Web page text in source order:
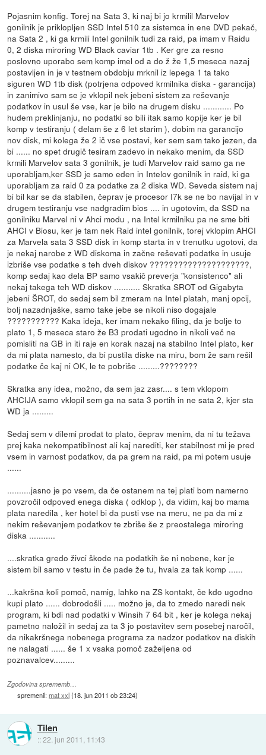
Pojasnim konfig. Torej na Sata 3, ki naj bi jo krmilil Marvelov
gonilnik je priklopljen SSD Intel 510 za sistemca in ene DVD pekač,
na Sata 2 , ki ga krmili Intel gonilnik tudi za raid, pa imam v Raidu
0, 2 diska miroring WD Black caviar 1tb . Ker gre za resno
poslovno uporabo sem komp imel od a do ž že 1,5 meseca nazaj
postavljen in je v testnem obdobju mrknil iz lepega 1 ta tako
siguren WD 1tb disk (potrjena odpoved krmilnika diska - garancija)
in zanimivo sam se je vklopil nek jebeni sistem za reševanje
podatkov in usul še vse, kar je bilo na drugem disku ............ Po
hudem preklinjanju, no podatki so bili itak samo kopije ker je bil
komp v testiranju ( delam še z 6 let starim ), dobim na garancijo
nov disk, mi kolega že 2 ič vse postavi, ker sem sam tako jezen, da
bi ...... no spet drugič tesiram zadevo in nekako menim, da SSD
krmili Marvelov sata 3 gonilnik, je tudi Marvelov raid samo ga ne
uporabljam,ker SSD je samo eden in Intelov gonilnik in raid, ki ga
uporabljam za raid 0 za podatke za 2 diska WD. Seveda sistem naj
bi bil kar se da stabilen, čeprav je procesor I7k se ne bo navijal in v
drugem testiranju vse nadgradim bios .... in ugotovim, da SSD na
gonilniku Marvel ni v Ahci modu , na Intel krmilniku pa ne sme biti
AHCI v Biosu, ker je tam nek Raid intel gonilnik, torej vklopim AHCI
za Marvela sata 3 SSD disk in komp starta in v trenutku ugotovi, da
je nekaj narobe z WD diskoma in začne reševati podatke in usuje
izbriše vse podatke s teh dveh diskov ?????????????????????,
komp sedaj kao dela BP samo vsakič preverja "konsistenco" ali
nekaj takega teh WD diskov ........... Skratka SROT od Gigabyta
jebeni ŠROT, do sedaj sem bil zmeram na Intel platah, manj opcij,
bolj nazadnjaške, samo take jebe se nikoli niso dogajale
??????????? Kaka ideja, ker imam nekako filing, da je bolje to
plato 1, 5 meseca staro že B3 prodati ugodno in nikoli več ne
pomisliti na GB in iti raje en korak nazaj na stabilno Intel plato, ker
da mi plata namesto, da bi pustila diske na miru, bom že sam rešil
podatke če kaj ni OK, le te pobriše .........????????
Skratka any idea, možno, da sem jaz zasr.... s tem vklopom
AHCIJA samo vklopil sem ga na sata 3 portih in ne sata 2, kjer sta
WD ja .........
Sedaj sem v dilemi prodat to plato, čeprav menim, da ni tu težava
prej kaka nekompatibilnost ali kaj narediti, ker stabilnost mi je pred
vsem in varnost podatkov, da pa grem na raid, pa mi potem usuje
......
..........jasno je po vsem, da če ostanem na tej plati bom namerno
povzročil odpoved enega diska ( odklop ), da vidim, kaj bo mama
plata naredila , ker hotel bi da pusti vse na meru, ne pa da mi z
nekim reševanjem podatkov te zbriše še z preostalega miroring
diska ...........
....skratka gredo živci škode na podatkih še ni nobene, ker je
sistem bil samo v testu in če pade že tu, hvala za tak komp ......
...kakršna koli pomoč, namig, lahko na ZS kontakt, če kdo ugodno
kupi plato ...... dobrodošli ..... možno je, da to zmedo naredi nek
program, ki bdi nad podatki v Winsih 7 64 bit , ker je kolega nekaj
pametno naložil in sedaj za ta 3 jo postavitev sem posebej naročil,
da nikakršnega nobenega programa za nadzor podatkov na diskih
ne nalagati ...... še 1 x vsaka pomoč zaželjena od
poznavalcev.........
Zgodovina sprememb…
spremenil:mat xxl(18. jun 2011 ob 23:24)
Tilen
::22. jun 2011, 11:43